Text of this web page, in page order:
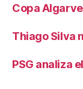
Copa
Thiago Silva
PSG analiza